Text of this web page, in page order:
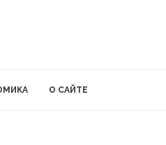
О САЙТЕ